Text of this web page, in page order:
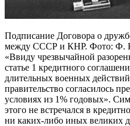
Подписание Договора о
между СССР и КНР. Фото: Ф.
«Ввиду чрезвычайной
статье 1 кредитного
длительных военных
правительство согласилось
условиях из 1% годовых».
этого не встречался в
ни каких-либо иных великих